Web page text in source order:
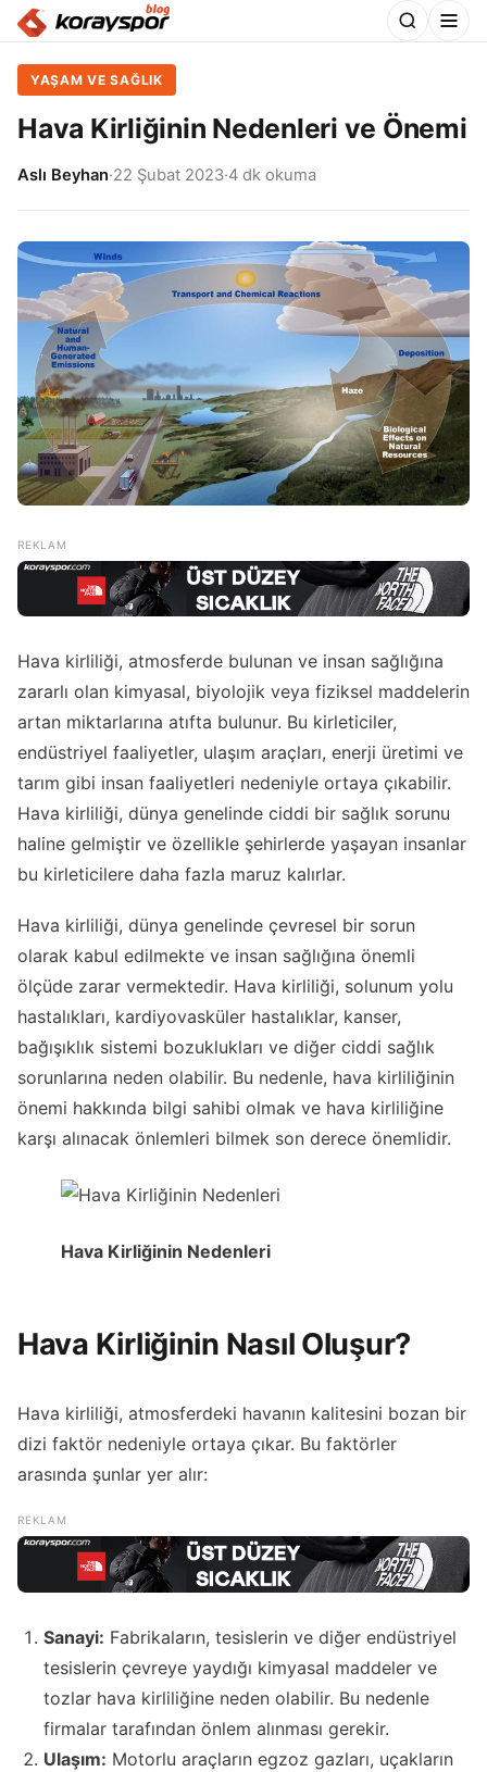
YAŞAM VE SAĞLIK
Hava Kirliğinin Nedenleri ve Önemi
Aslı Beyhan·22 Şubat 2023·4 dk okuma
Hava kirliliği, atmosferde bulunan ve insan sağlığına
zararlı olan kimyasal, biyolojik veya fiziksel maddelerin
artan miktarlarına atıfta bulunur. Bu kirleticiler,
endüstriyel faaliyetler, ulaşım araçları, enerji üretimi ve
tarım gibi insan faaliyetleri nedeniyle ortaya çıkabilir.
Hava kirliliği, dünya genelinde ciddi bir sağlık sorunu
haline gelmiştir ve özellikle şehirlerde yaşayan insanlar
bu kirleticilere daha fazla maruz kalırlar.
Hava kirliliği, dünya genelinde çevresel bir sorun
olarak kabul edilmekte ve insan sağlığına önemli
ölçüde zarar vermektedir. Hava kirliliği, solunum yolu
hastalıkları, kardiyovasküler hastalıklar, kanser,
bağışıklık sistemi bozuklukları ve diğer ciddi sağlık
sorunlarına neden olabilir. Bu nedenle, hava kirliliğinin
önemi hakkında bilgi sahibi olmak ve hava kirliliğine
karşı alınacak önlemleri bilmek son derece önemlidir.
Hava Kirliğinin Nedenleri
Hava Kirliğinin Nasıl Oluşur?
Hava kirliliği, atmosferdeki havanın kalitesini bozan bir
dizi faktör nedeniyle ortaya çıkar. Bu faktörler
arasında şunlar yer alır:
Sanayi: Fabrikaların, tesislerin ve diğer endüstriyel
tesislerin çevreye yaydığı kimyasal maddeler ve
tozlar hava kirliliğine neden olabilir. Bu nedenle
firmalar tarafından önlem alınması gerekir.
Ulaşım: Motorlu araçların egzoz gazları, uçakların